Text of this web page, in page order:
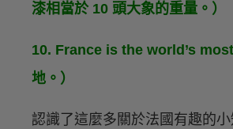
漆相當於 10 頭大象的重量。）
10. France is the world’s
地。）
認識了這麼多關於法國有趣的